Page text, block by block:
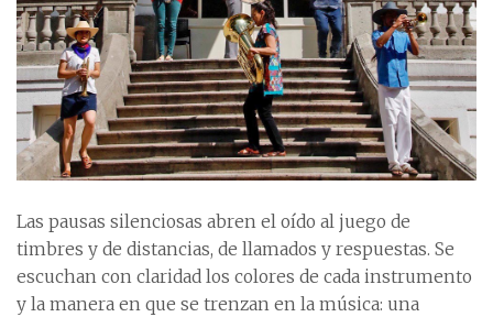
Las pausas silenciosas abren el oído al juego de
timbres y de distancias, de llamados y respuestas. Se
escuchan con claridad los colores de cada instrumento
y la manera en que se trenzan en la música: una